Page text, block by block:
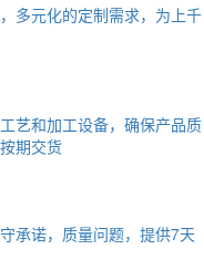
多元化的定制需求，为上千
艺和加工设备，确保产品质
期交货
承诺，质量问题，提供7天